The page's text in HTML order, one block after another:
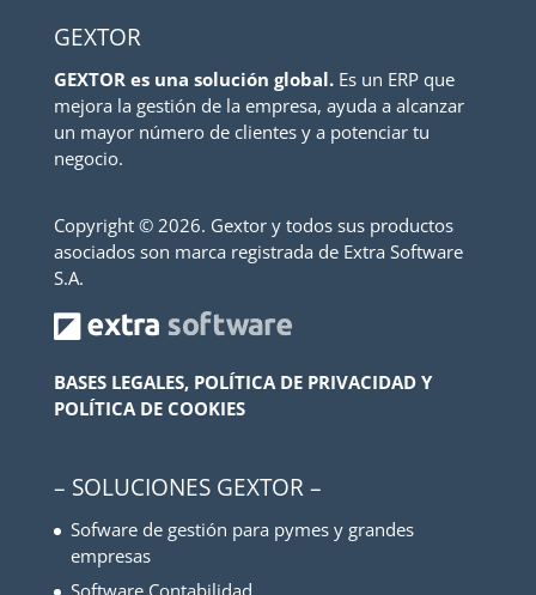
GEXTOR
GEXTOR es una solución global.Es un ERP que
mejora la gestión de la empresa, ayuda a alcanzar
un mayor número de clientes y a potenciar tu
negocio.
Copyright © 2026. Gextor y todos sus productos
asociados son marca registrada de Extra Software
S.A.
BASES LEGALES, POLÍTICA DE PRIVACIDAD Y
POLÍTICA DE COOKIES
– SOLUCIONES GEXTOR –
Sofware de gestión para pymes y grandes
empresas